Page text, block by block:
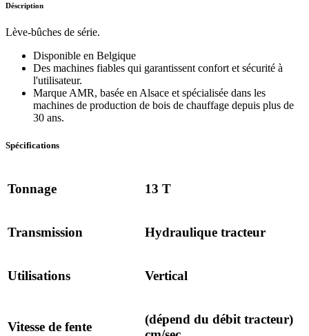
Déscription
Lève-bûches de série.
Disponible en Belgique
Des machines fiables qui garantissent confort et sécurité à
l'utilisateur.
Marque AMR, basée en Alsace et spécialisée dans les
machines de production de bois de chauffage depuis plus de
30 ans.
Spécifications
Tonnage 13 T
Transmission Hydraulique tracteur
Utilisations Vertical
Vitesse de fente
(dépend du débit tracteur)